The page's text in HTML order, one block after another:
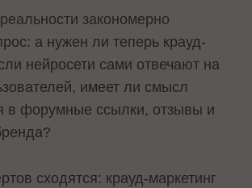
закономерно
а нужен ли теперь крауд-
нейросети сами отвечают на
имеет ли смысл
в форумные ссылки, отзывы и
сходятся: крауд-маркетинг